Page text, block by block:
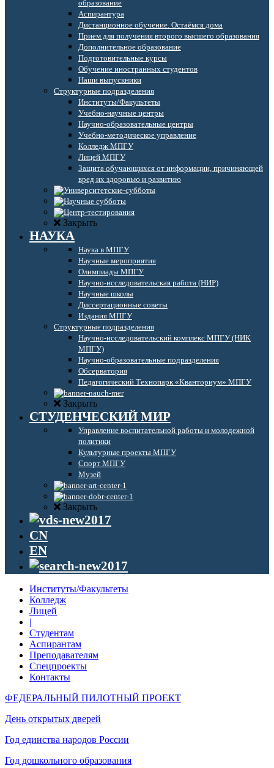
образование
Аспирантура
Дистанционное обучение. Остаёмся дома
Прием для получения второго высшего образования
Дополнительное образование
Подготовительные курсы
Обучение иностранных студентов
Наши выпускники
Структурные подразделения
Институты/Факультеты
Учебно-научные центры
Научно-образовательные центры
Учебно-методическое управление
Колледж МПГУ
Лицей МПГУ
Защита обучающихся от информации, причиняющей
вред их здоровью и развитию
Закрыть
НАУКА
Наука в МПГУ
Научные мероприятия
Олимпиады МПГУ
Научно-исследовательская работа (НИР)
Научные школы
Диссертационные советы
Издания МПГУ
Структурные подразделения
Научно-исследовательский комплекс МПГУ (НИК
МПГУ)
Научно-образовательные подразделения
Обсерватория
Педагогический Технопарк «Кванториум» МПГУ
Закрыть
СТУДЕНЧЕСКИЙ МИР
Управление воспитательной работы и молодежной
политики
Культурные проекты МПГУ
Спорт МПГУ
Музей
Закрыть
CN
EN
Институты/Факультеты
Колледж
Лицей
|
Студентам
Аспирантам
Преподавателям
Спецпроекты
Контакты
ФЕДЕРАЛЬНЫЙ ПИЛОТНЫЙ ПРОЕКТ
День открытых дверей
Год единства народов России
Год дошкольного образования